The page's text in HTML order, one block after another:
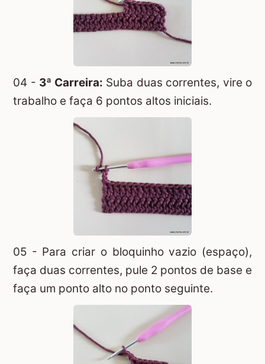
04 - 3ª Carreira: Suba duas correntes, vire o
trabalho e faça 6 pontos altos iniciais.
05 - Para criar o bloquinho vazio (espaço),
faça duas correntes, pule 2 pontos de base e
faça um ponto alto no ponto seguinte.